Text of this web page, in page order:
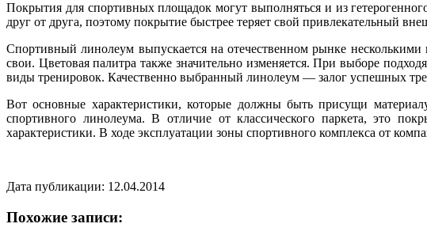
Покрытия для спортивных площадок могут выполняться и из
друг от друга, поэтому покрытие быстрее теряет свой привлекательный
Спортивный линолеум выпускается на отечественном рынке
свои. Цветовая палитра также значительно изменяется. При выборе
виды тренировок. Качественно выбранный линолеум — залог успешных
Вот основные характеристики, которые должны быть присущи
спортивного линолеума. В отличие от классического паркета, это
характеристики. В ходе эксплуатации зоны спортивного комплекса от
Дата публикации: 12.04.2014
Похожие записи: